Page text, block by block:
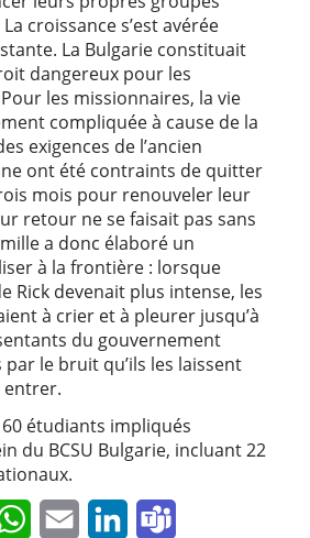
croissance s’est avérée
La Bulgarie constituait
dangereux pour les
les missionnaires, la vie
compliquée à cause de la
exigences de l’ancien
ont été contraints de quitter
mois pour renouveler leur
retour ne se faisait pas sans
a donc élaboré un
à la frontière : lorsque
Rick devenait plus intense, les
à crier et à pleurer jusqu’à
du gouvernement
le bruit qu’ils les laissent
60 étudiants impliqués
du BCSU Bulgarie, incluant 22
WhatsApp
Email LinkedIn